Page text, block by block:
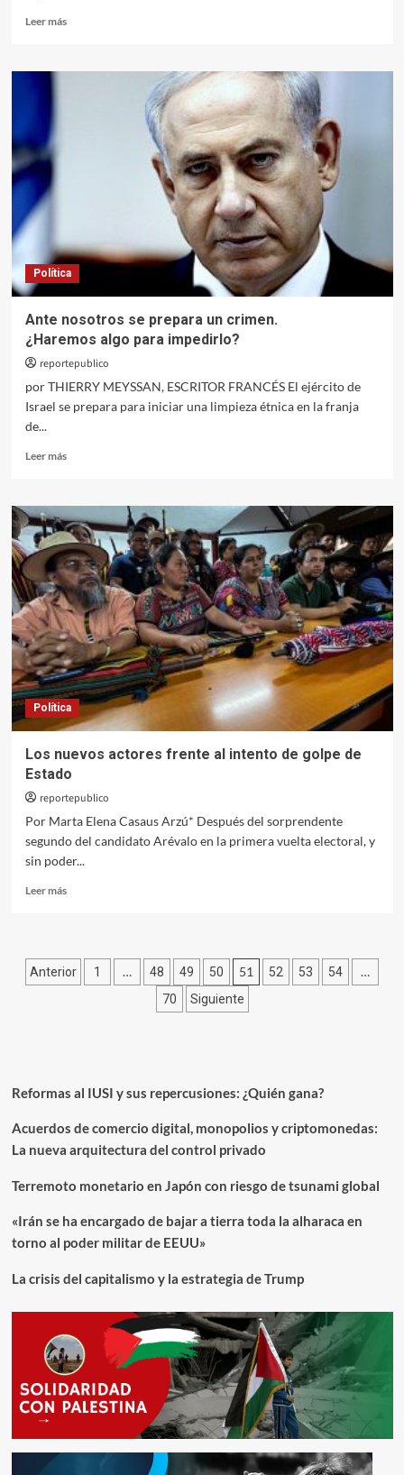
Leer másLeer
La
Política
Ante nosotros se prepara un crimen.
¿Haremos algo para impedirlo?
reportepublico
por THIERRY MEYSSAN, ESCRITOR FRANCÉS El ejército de
Israel se prepara para iniciar una limpieza étnica en la franja
de...
Leer másLeer
Ante
nosotros
se
prepara
un
crimen.
¿Haremos algo para
impedirlo?
Política
Los nuevos actores frente al intento de golpe de
Estado
reportepublico
Por Marta Elena Casaus Arzú* Después del sorprendente
segundo del candidato Arévalo en la primera vuelta electoral, y
sin poder...
Leer másLeer
nuevos
actores
frente
Estado
Paginación
Anterior 1 … 48 49 50 51 52 53 54 …
70 Siguiente
Reformas al IUSI y sus repercusiones: ¿Quién gana?
Acuerdos de comercio digital, monopolios y criptomonedas:
La nueva arquitectura del control privado
Terremoto monetario en Japón con riesgo de tsunami global
«Irán se ha encargado de bajar a tierra toda la alharaca en
torno al poder militar de EEUU»
La crisis del capitalismo y la estrategia de Trump